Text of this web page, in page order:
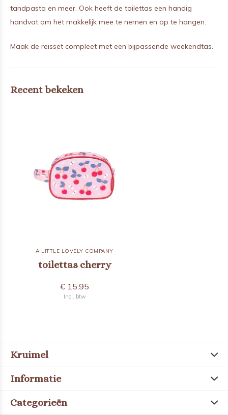
tandpasta en meer. Ook heeft de toilettas een handig
handvat om het makkelijk mee te nemen en op te hangen.
Maak de reisset compleet met een bijpassende weekendtas.
Recent bekeken
A LITTLE LOVELY COMPANY
toilettas cherry
€ 15,95
Incl. btw
Kruimel
Informatie
Categorieën